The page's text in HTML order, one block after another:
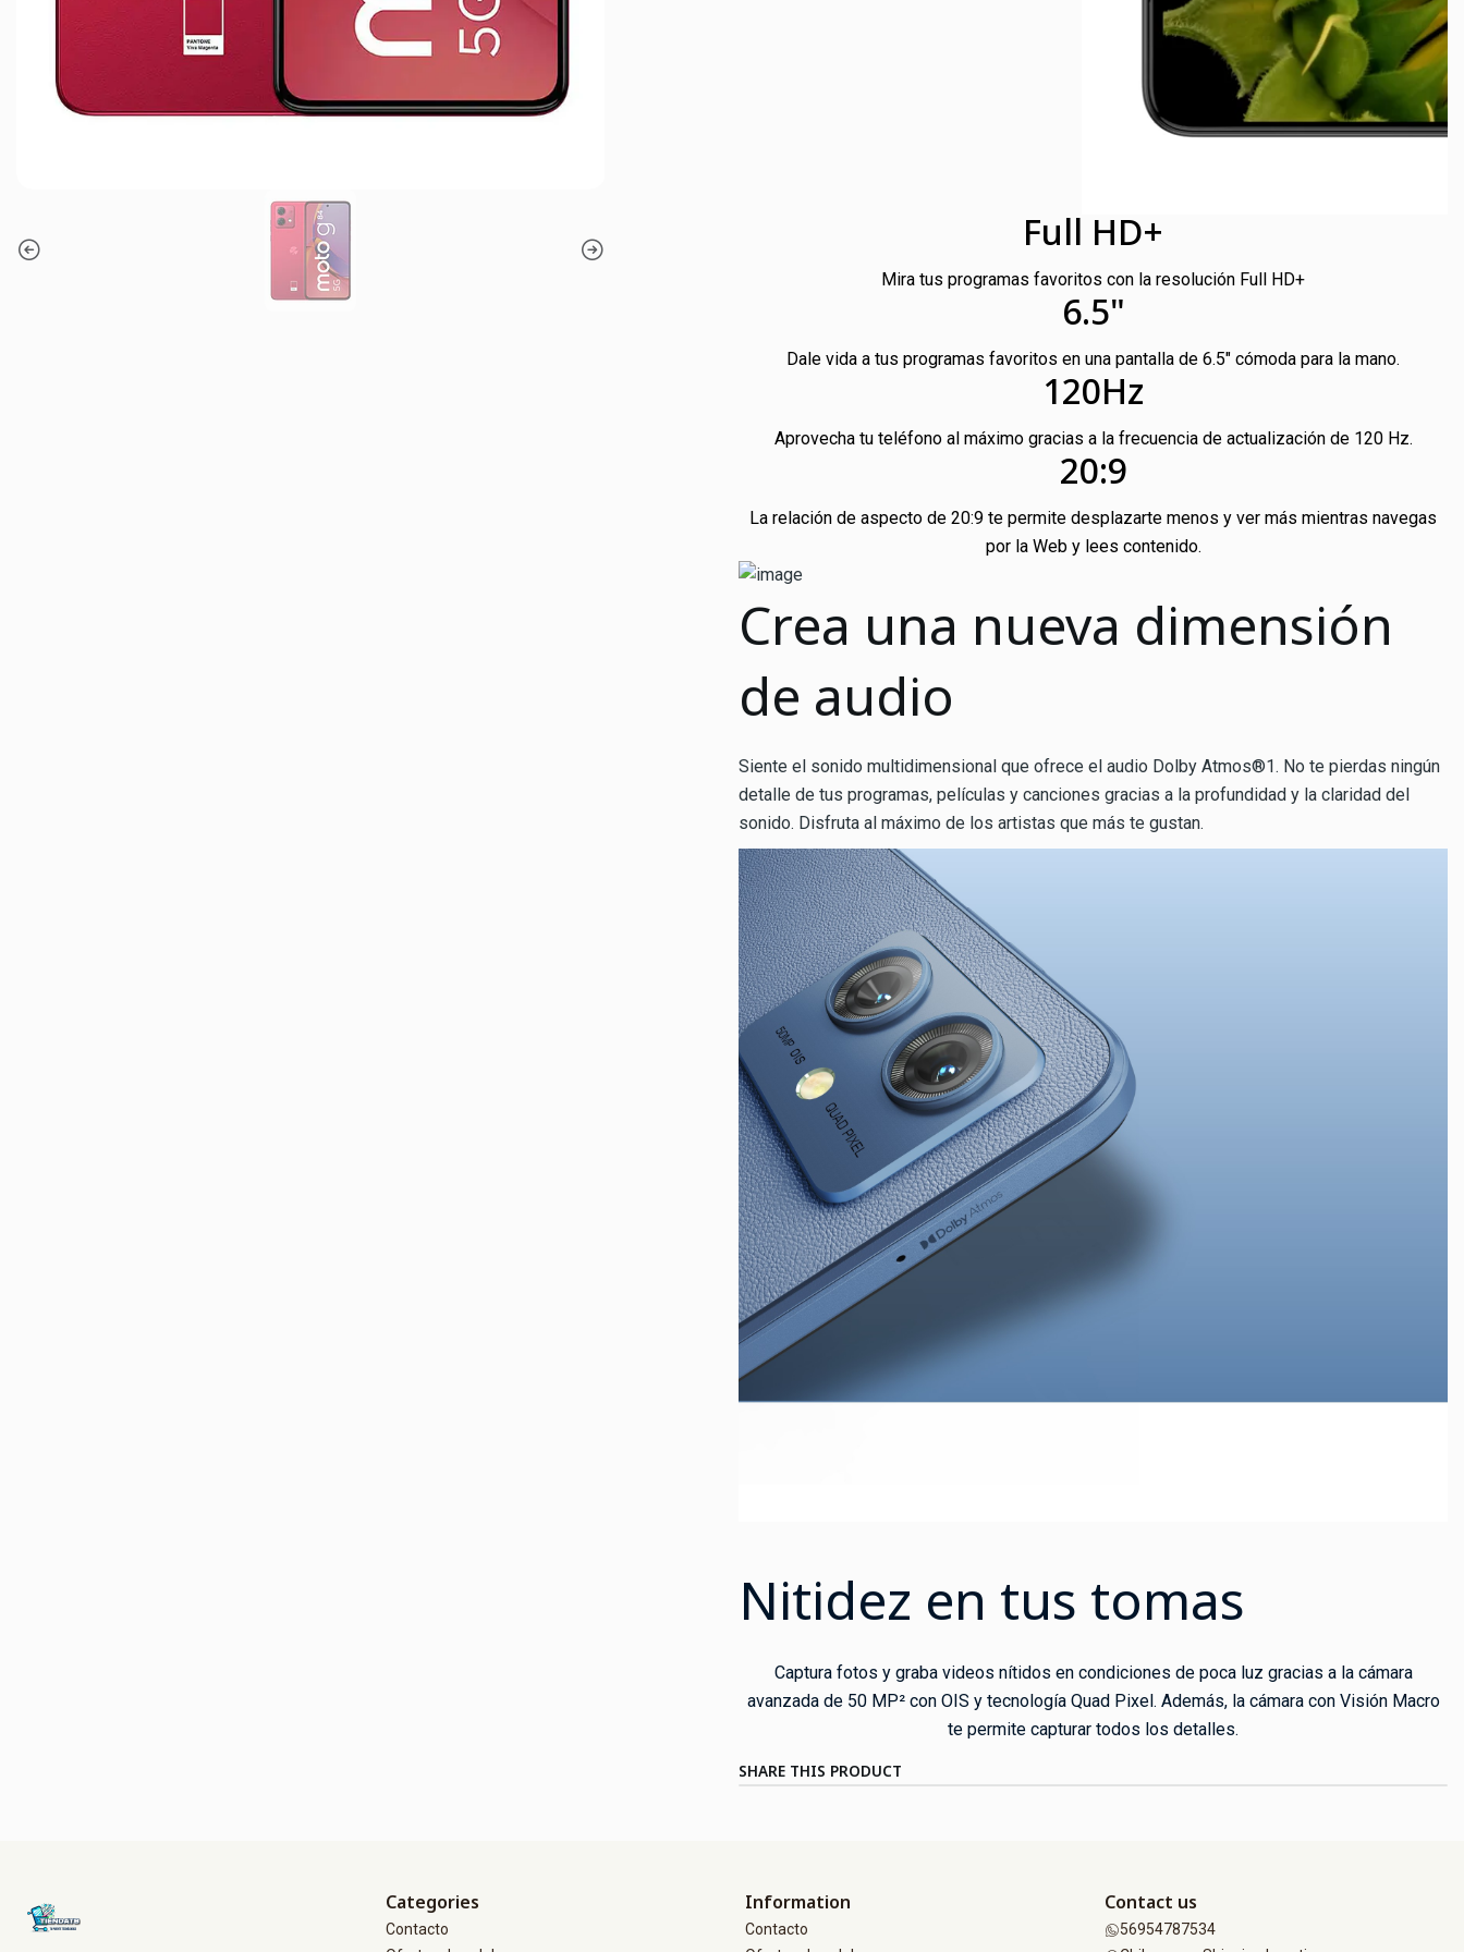
Full HD+
Mira tus programas favoritos con la resolución Full HD+
6.5"
Dale vida a tus programas favoritos en una pantalla de 6.5" cómoda para la mano.
120Hz
Aprovecha tu teléfono al máximo gracias a la frecuencia de actualización de 120 Hz.
20:9
La relación de aspecto de 20:9 te permite desplazarte menos y ver más mientras navegas
por la Web y lees contenido.
Crea una nueva dimensión
de audio
Siente el sonido multidimensional que ofrece el audio Dolby Atmos®1. No te pierdas ningún
detalle de tus programas, películas y canciones gracias a la profundidad y la claridad del
sonido. Disfruta al máximo de los artistas que más te gustan.
Nitidez en tus tomas
Captura fotos y graba videos nítidos en condiciones de poca luz gracias a la cámara
avanzada de 50 MP² con OIS y tecnología Quad Pixel. Además, la cámara con Visión Macro
te permite capturar todos los detalles.
SHARE THIS PRODUCT
Categories
Contacto
Information
Contacto
Contact us
56954787534